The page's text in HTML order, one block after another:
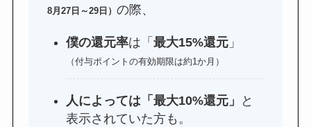
8月27日～29日）の際、
僕の還元率は「最大15%還元 」
（付与ポイントの有効期限は約1か月）
人によっては「最大10%還元」
と
表示されていた方も。